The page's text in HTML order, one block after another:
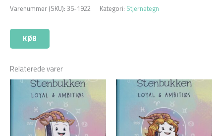
Varenummer (SKU): 35-1922 Kategori: Stjernetegn
KØB
Relaterede varer